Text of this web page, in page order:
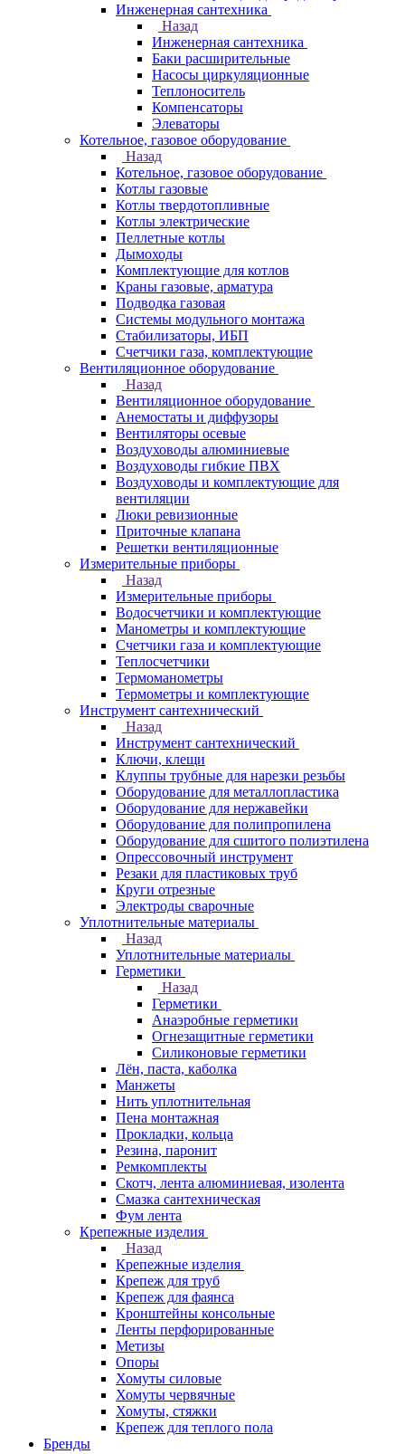
Инженерная сантехника
Назад
Инженерная сантехника
Баки расширительные
Насосы циркуляционные
Теплоноситель
Компенсаторы
Элеваторы
Котельное, газовое оборудование
Назад
Котельное, газовое оборудование
Котлы газовые
Котлы твердотопливные
Котлы электрические
Пеллетные котлы
Дымоходы
Комплектующие для котлов
Краны газовые, арматура
Подводка газовая
Системы модульного монтажа
Стабилизаторы, ИБП
Счетчики газа, комплектующие
Вентиляционное оборудование
Назад
Вентиляционное оборудование
Анемостаты и диффузоры
Вентиляторы осевые
Воздуховоды алюминиевые
Воздуховоды гибкие ПВХ
Воздуховоды и комплектующие для
вентиляции
Люки ревизионные
Приточные клапана
Решетки вентиляционные
Измерительные приборы
Назад
Измерительные приборы
Водосчетчики и комплектующие
Манометры и комплектующие
Счетчики газа и комплектующие
Теплосчетчики
Термоманометры
Термометры и комплектующие
Инструмент сантехнический
Назад
Инструмент сантехнический
Ключи, клещи
Клуппы трубные для нарезки резьбы
Оборудование для металлопластика
Оборудование для нержавейки
Оборудование для полипропилена
Оборудование для сшитого полиэтилена
Опрессовочный инструмент
Резаки для пластиковых труб
Круги отрезные
Электроды сварочные
Уплотнительные материалы
Назад
Уплотнительные материалы
Герметики
Назад
Герметики
Анаэробные герметики
Огнезащитные герметики
Силиконовые герметики
Лён, паста, каболка
Манжеты
Нить уплотнительная
Пена монтажная
Прокладки, кольца
Резина, паронит
Ремкомплекты
Скотч, лента алюминиевая, изолента
Смазка сантехническая
Фум лента
Крепежные изделия
Назад
Крепежные изделия
Крепеж для труб
Крепеж для фаянса
Кронштейны консольные
Ленты перфорированные
Метизы
Опоры
Хомуты силовые
Хомуты червячные
Хомуты, стяжки
Крепеж для теплого пола
Бренды